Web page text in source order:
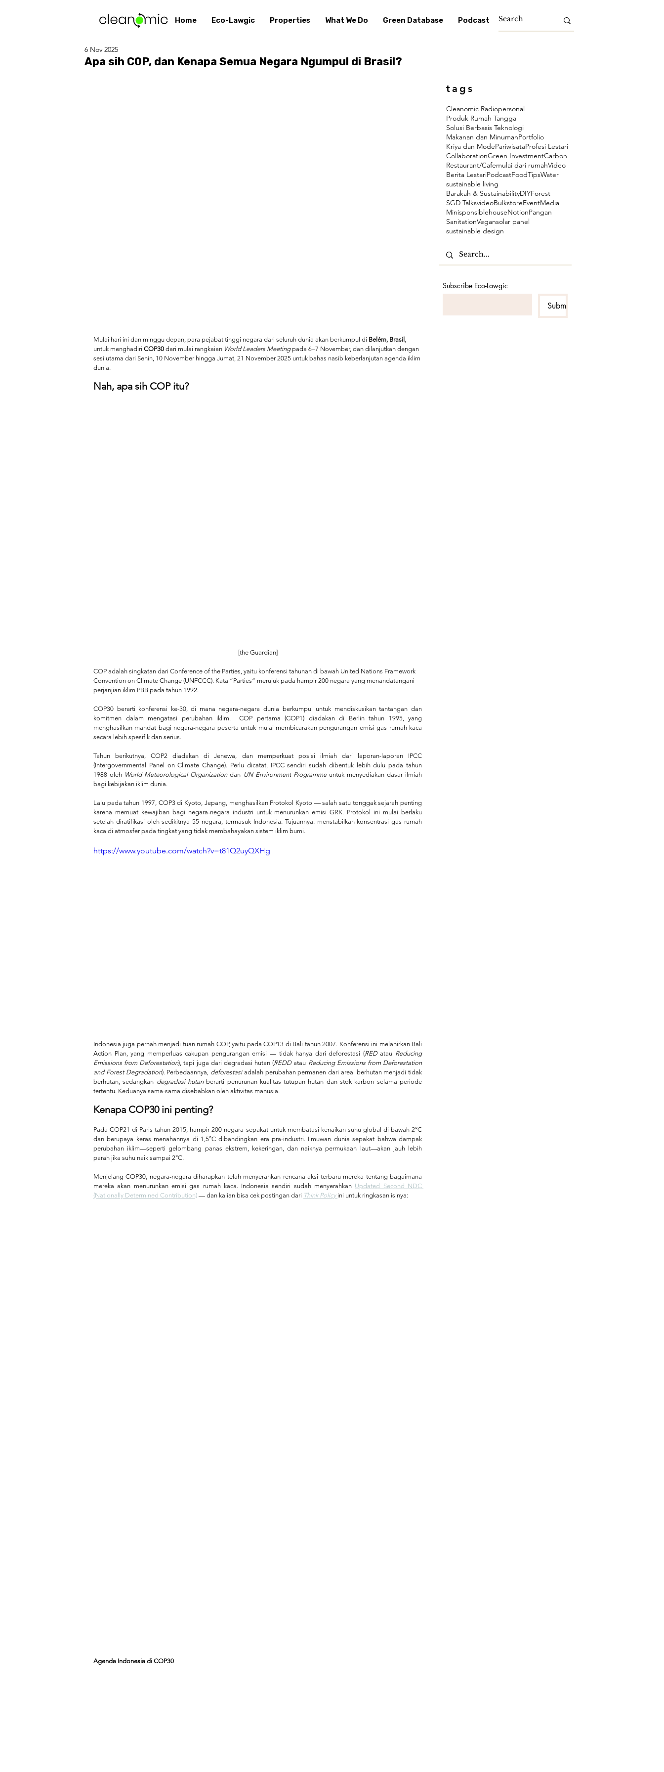
Home Eco-Lawgic Properties What We Do Green Database Podcast
Apa sih COP, dan Kenapa Semua Negara Ngumpul di Brasil?
6 Nov 2025
Mulai hari ini dan minggu depan, para pejabat tinggi negara dari seluruh dunia akan berkumpul di Belém, Brasil
untuk menghadiri COP30 dari mulai rangkaian World Leaders Meeting pada 6–7 November, dan dilanjutkan dengan
sesi utama dari Senin, 10 November hingga Jumat, 21 November 2025 untuk bahas nasib keberlanjutan agenda iklim
dunia.
Nah, apa sih COP itu?
[the Guardian]
COP adalah singkatan dari Conference of the Parties, yaitu konferensi tahunan di bawah United Nations Framework
Convention on Climate Change (UNFCCC). Kata “Parties” merujuk pada hampir 200 negara yang menandatangani
perjanjian iklim PBB pada tahun 1992.
COP30 berarti konferensi ke-30, di mana negara-negara dunia berkumpul untuk mendiskusikan tantangan dan
komitmen dalam mengatasi perubahan iklim.  COP pertama (COP1) diadakan di Berlin tahun 1995, yang
menghasilkan mandat bagi negara-negara peserta untuk mulai membicarakan pengurangan emisi gas rumah kaca
secara lebih spesifik dan serius.
Tahun berikutnya, COP2 diadakan di Jenewa, dan memperkuat posisi ilmiah dari laporan-laporan IPCC
(Intergovernmental Panel on Climate Change). Perlu dicatat, IPCC sendiri sudah dibentuk lebih dulu pada tahun
1988 oleh World Meteorological Organization dan UN Environment Programme untuk menyediakan dasar ilmiah
bagi kebijakan iklim dunia.
Lalu pada tahun 1997, COP3 di Kyoto, Jepang, menghasilkan Protokol Kyoto — salah satu tonggak sejarah penting
karena memuat kewajiban bagi negara-negara industri untuk menurunkan emisi GRK. Protokol ini mulai berlaku
setelah diratifikasi oleh sedikitnya 55 negara, termasuk Indonesia. Tujuannya: menstabilkan konsentrasi gas rumah
kaca di atmosfer pada tingkat yang tidak membahayakan sistem iklim bumi.
https://www.youtube.com/watch?v=t81Q2uyQXHg
Indonesia juga pernah menjadi tuan rumah COP, yaitu pada COP13 di Bali tahun 2007. Konferensi ini melahirkan Bali
Action Plan, yang memperluas cakupan pengurangan emisi — tidak hanya dari deforestasi (RED atau Reducing
Emissions from Deforestation), tapi juga dari degradasi hutan (REDD atau Reducing Emissions from Deforestation
and Forest Degradation). Perbedaannya, deforestasi adalah perubahan permanen dari areal berhutan menjadi tidak
berhutan, sedangkan degradasi hutan berarti penurunan kualitas tutupan hutan dan stok karbon selama periode
tertentu. Keduanya sama-sama disebabkan oleh aktivitas manusia.
Kenapa COP30 ini penting?
Pada COP21 di Paris tahun 2015, hampir 200 negara sepakat untuk membatasi kenaikan suhu global di bawah 2°C
dan berupaya keras menahannya di 1,5°C dibandingkan era pra-industri. Ilmuwan dunia sepakat bahwa dampak
perubahan iklim—seperti gelombang panas ekstrem, kekeringan, dan naiknya permukaan laut—akan jauh lebih
parah jika suhu naik sampai 2°C.
Menjelang COP30, negara-negara diharapkan telah menyerahkan rencana aksi terbaru mereka tentang bagaimana
mereka akan menurunkan emisi gas rumah kaca. Indonesia sendiri sudah menyerahkan Updated Second NDC
(Nationally Determined Contribution) — dan kalian bisa cek postingan dari Think Policy ini untuk ringkasan isinya:
Agenda Indonesia di COP30
tags
Cleanomic Radiopersonal
Produk Rumah Tangga
Solusi Berbasis Teknologi
Makanan dan MinumanPortfolio
Kriya dan ModePariwisataProfesi Lestari
CollaborationGreen InvestmentCarbon
Restaurant/Cafemulai dari rumahVideo
Berita LestariPodcastFoodTipsWater
sustainable living
Barakah & SustainabilityDIYForest
SGD TalksvideoBulkstoreEventMedia
MinisponsiblehouseNotionPangan
SanitationVegansolar panel
sustainable design
Subscribe Eco-Lawgic
Submit